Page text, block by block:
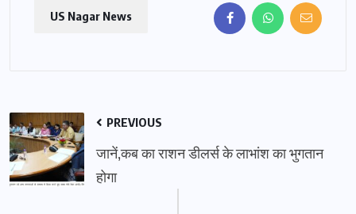
US Nagar News
PREVIOUS
जानें,कब का राशन डीलर्स के लाभांश का भुगतान
होगा